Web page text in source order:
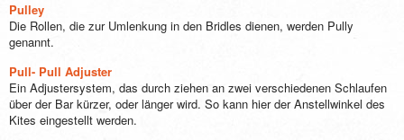
Pulley
Die Rollen, die zur Umlenkung in den Bridles dienen, werden Pully
genannt.
Pull- Pull Adjuster
Ein Adjustersystem, das durch ziehen an zwei verschiedenen Schlaufen
über der Bar kürzer, oder länger wird. So kann hier der Anstellwinkel des
Kites eingestellt werden.